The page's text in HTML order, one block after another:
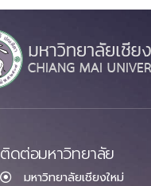
ติดต่อมหาวิทยาลัย
มหาวิทยาลัยเชียงใหม่